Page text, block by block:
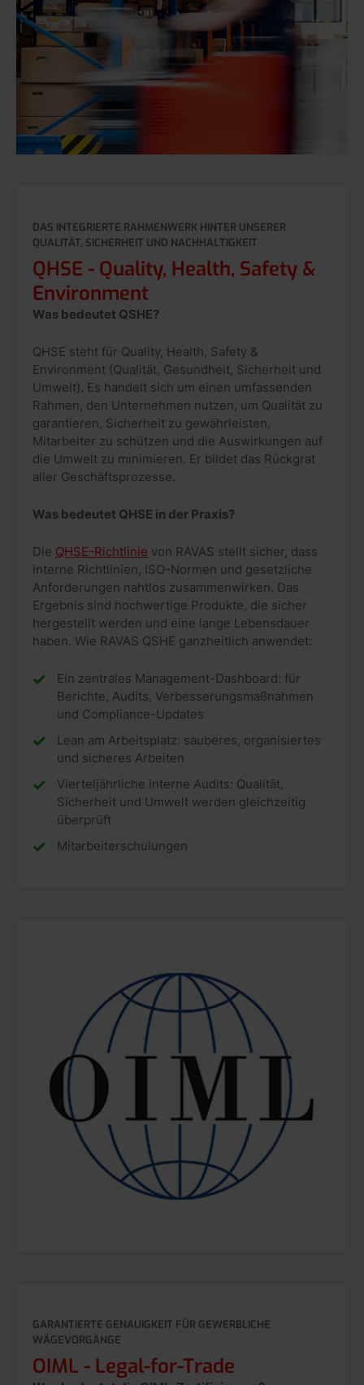
DAS INTEGRIERTE RAHMENWERK HINTER UNSERER
QUALITÄT, SICHERHEIT UND NACHHALTIGKEIT
QHSE - Quality, Health, Safety &
Environment
Was bedeutet QSHE?
QHSE steht für Quality, Health, Safety &
Environment (Qualität, Gesundheit, Sicherheit und
Umwelt). Es handelt sich um einen umfassenden
Rahmen, den Unternehmen nutzen, um Qualität zu
garantieren, Sicherheit zu gewährleisten,
Mitarbeiter zu schützen und die Auswirkungen auf
die Umwelt zu minimieren. Er bildet das Rückgrat
aller Geschäftsprozesse.
Was bedeutet QHSE in der Praxis?
Die QHSE-Richtlinie von RAVAS stellt sicher, dass
interne Richtlinien, ISO-Normen und gesetzliche
Anforderungen nahtlos zusammenwirken. Das
Ergebnis sind hochwertige Produkte, die sicher
hergestellt werden und eine lange Lebensdauer
haben. Wie RAVAS QSHE ganzheitlich anwendet:
Ein zentrales Management-Dashboard: für
Berichte, Audits, Verbesserungsmaßnahmen
und Compliance-Updates
Lean am Arbeitsplatz: sauberes, organisiertes
und sicheres Arbeiten
Vierteljährliche interne Audits: Qualität,
Sicherheit und Umwelt werden gleichzeitig
überprüft
Mitarbeiterschulungen
GARANTIERTE GENAUIGKEIT FÜR GEWERBLICHE
WÄGEVORGÄNGE
OIML - Legal-for-Trade